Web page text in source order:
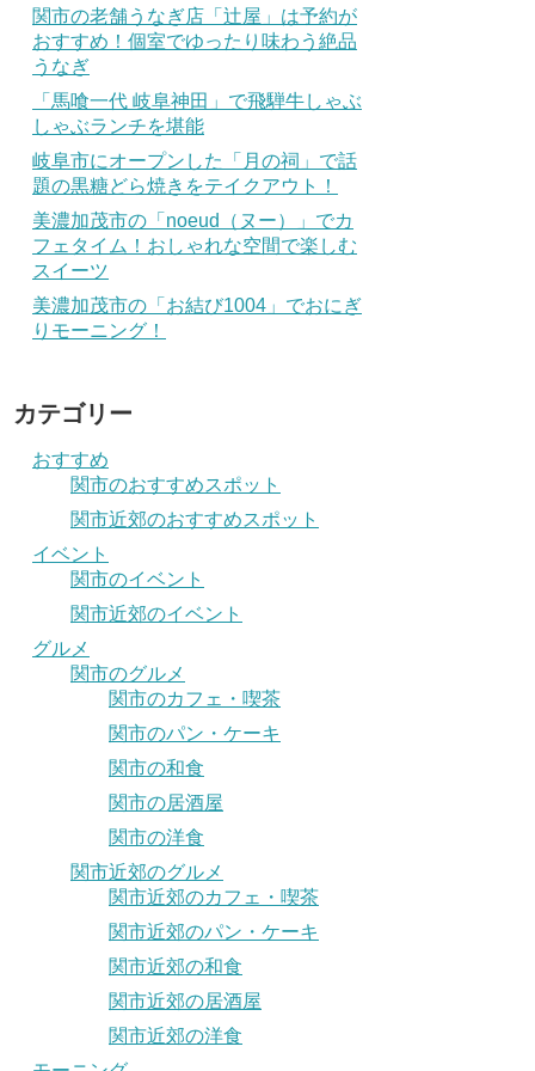
関市の老舗うなぎ店「辻屋」は予約が
おすすめ！個室でゆったり味わう絶品
うなぎ
「馬喰一代 岐阜神田」で飛騨牛しゃぶ
しゃぶランチを堪能
岐阜市にオープンした「月の祠」で話
題の黒糖どら焼きをテイクアウト！
美濃加茂市の「noeud（ヌー）」でカ
フェタイム！おしゃれな空間で楽しむ
スイーツ
美濃加茂市の「お結び1004」でおにぎ
りモーニング！
カテゴリー
おすすめ
関市のおすすめスポット
関市近郊のおすすめスポット
イベント
関市のイベント
関市近郊のイベント
グルメ
関市のグルメ
関市のカフェ・喫茶
関市のパン・ケーキ
関市の和食
関市の居酒屋
関市の洋食
関市近郊のグルメ
関市近郊のカフェ・喫茶
関市近郊のパン・ケーキ
関市近郊の和食
関市近郊の居酒屋
関市近郊の洋食